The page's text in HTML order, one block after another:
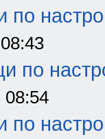
по
08:54